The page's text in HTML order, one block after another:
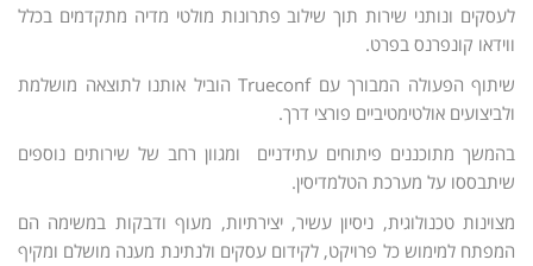
לעסקים ונותני שירות תוך שילוב פתרונות מולטי מדיה מתקדמים בכלל
ווידאו קונפרנס בפרט.
שיתוף הפעולה המבורך עם Trueconf הוביל אותנו לתוצאה מושלמת
ולביצועים אולטימטיביים פורצי דרך.
בהמשך מתוכננים פיתוחים עתידניים ומגוון רחב של שירותים נוספים
שיתבססו על מערכת הטלמדיסין.
מצוינות טכנולוגית, ניסיון עשיר, יצירתיות, מעוף ודבקות במשימה הם
המפתח למימוש כל פרויקט, לקידום עסקים ולנתינת מענה מושלם ומקיף